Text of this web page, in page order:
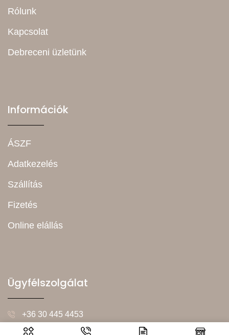
Rólunk
Kapcsolat
Debreceni üzletünk
Információk
ÁSZF
Adatkezelés
Szállítás
Fizetés
Online elállás
Ügyfélszolgálat
+36 30 445 4453
Hétfő – Péntek (08:00-16:00)